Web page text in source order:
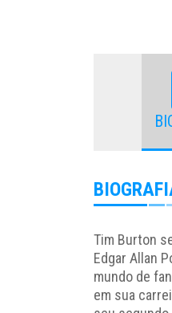
Tim Burton
Edgar Allan
mundo de
em sua